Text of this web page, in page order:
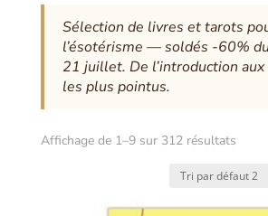
Sélection de livres et tarots
l’ésotérisme — soldés -60%
21 juillet. De l’introduction aux
les plus pointus.
Affichage de 1–9 sur 312 résultats